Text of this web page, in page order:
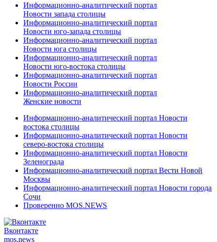
Информационно-аналитический портал
Новости запада столицы
Информационно-аналитический портал
Новости юго-запада столицы
Информационно-аналитический портал
Новости юга столицы
Информационно-аналитический портал
Новости юго-востока столицы
Информационно-аналитический портал
Новости России
Информационно-аналитический портал
Женские новости
Информационно-аналитический портал Новости
востока столицы
Информационно-аналитический портал Новости
северо-востока столицы
Информационно-аналитический портал Новости
Зеленограда
Информационно-аналитический портал Вести Новой
Москвы
Информационно-аналитический портал Новости города
Сочи
Проверенно MOS.NEWS
Вконтакте
mos.news